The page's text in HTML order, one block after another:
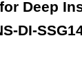
Deep
DI-